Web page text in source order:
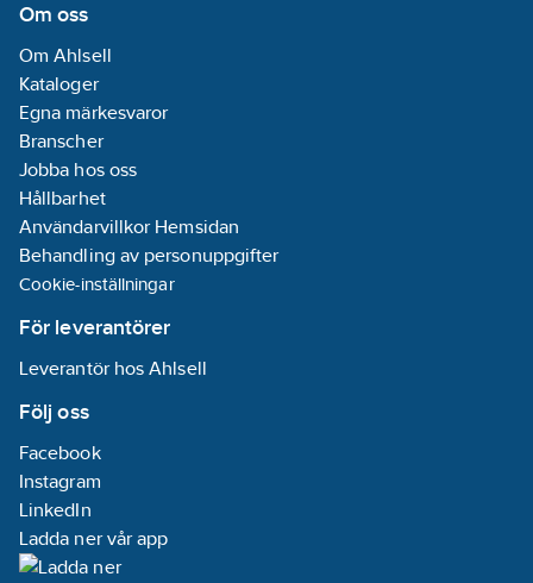
Om oss
Om Ahlsell
Kataloger
Egna märkesvaror
Branscher
Jobba hos oss
Hållbarhet
Användarvillkor Hemsidan
Behandling av personuppgifter
Cookie-inställningar
För leverantörer
Leverantör hos Ahlsell
Följ oss
Facebook
Instagram
LinkedIn
Ladda ner vår app